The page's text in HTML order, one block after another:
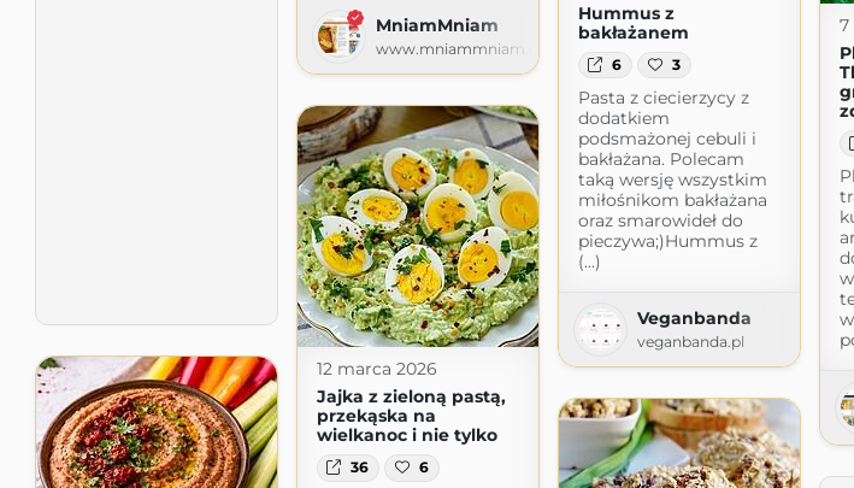
MniamMniam
www.mniammniam.com
Hummus z
bakłażanem
6 3
Pasta z ciecierzycy z
dodatkiem
podsmażonej cebuli i
bakłażana. Polecam
taką wersję wszystkim
miłośnikom bakłażana
oraz smarowideł do
pieczywa;)Hummus z
(...)
Veganbanda
veganbanda.pl
7
12 marca 2026
Jajka z zieloną pastą,
przekąska na
wielkanoc i nie tylko
36 6